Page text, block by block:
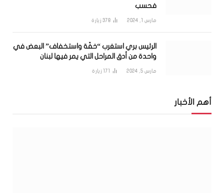
فحسب
مارس 1, 2024 378 زيارة
الرئيس بري استغرب “خفّة واستخفاف” البعض في
واحدة من أدق المراحل التي يمر فيها لبنان
مارس 5, 2024 171 زيارة
أهم الأخبار